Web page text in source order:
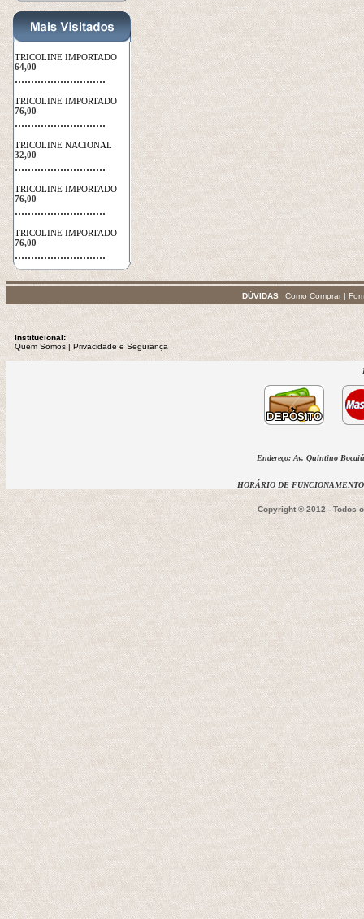
TRICOLINE IMPORTADO
64,00
............................
TRICOLINE IMPORTADO
76,00
............................
TRICOLINE NACIONAL
32,00
............................
TRICOLINE IMPORTADO
76,00
............................
TRICOLINE IMPORTADO
76,00
............................
DÚVIDAS Como Comprar |
Institucional:
Quem Somos | Privacidade e Segurança
Endereço: Av. Quintino
HORÁRIO DE
Copyright ® 2012 - Todos